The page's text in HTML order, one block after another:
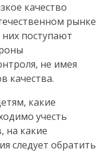
качество
рынке
поступают
не имея
качества.
какие
учесть
на какие
следует обратить